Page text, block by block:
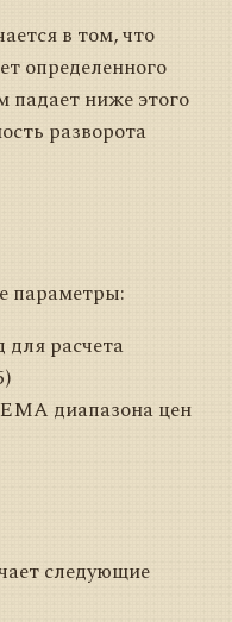
в том, что
определенного
падает ниже этого
разворота
параметры:
для расчета
диапазона цен
следующие